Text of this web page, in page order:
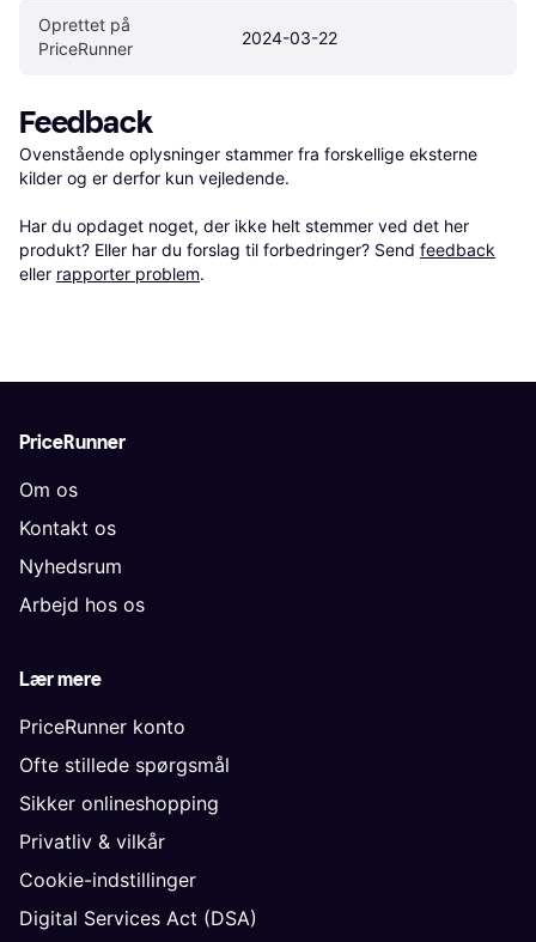
Oprettet på
PriceRunner
2024-03-22
Feedback
Ovenstående oplysninger stammer fra forskellige eksterne
kilder og er derfor kun vejledende.
Har du opdaget noget, der ikke helt stemmer ved det her
produkt? Eller har du forslag til forbedringer? Send feedback
eller rapporter problem.
PriceRunner
Om os
Kontakt os
Nyhedsrum
Arbejd hos os
Lær mere
PriceRunner konto
Ofte stillede spørgsmål
Sikker onlineshopping
Privatliv & vilkår
Cookie-indstillinger
Digital Services Act (DSA)